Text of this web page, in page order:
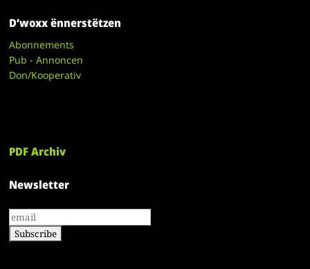
D’woxx ënnerstëtzen
Abonnements
Pub - Annoncen
Don/Kooperativ
PDF Archiv
Newsletter